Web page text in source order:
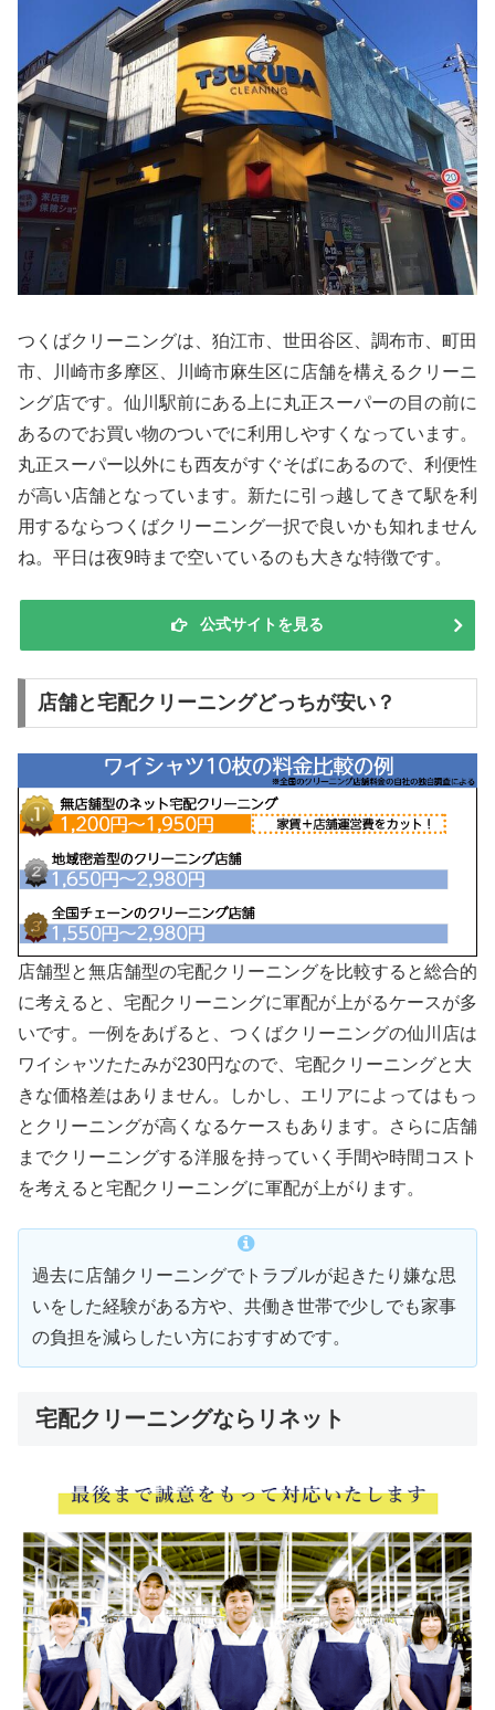
つくばクリーニングは、狛江市、世田谷区、調布市、町田
市、川崎市多摩区、川崎市麻生区に店舗を構えるクリーニ
ング店です。仙川駅前にある上に丸正スーパーの目の前に
あるのでお買い物のついでに利用しやすくなっています。
丸正スーパー以外にも西友がすぐそばにあるので、利便性
が高い店舗となっています。新たに引っ越してきて駅を利
用するならつくばクリーニング一択で良いかも知れません
ね。平日は夜9時まで空いているのも大きな特徴です。
公式サイトを見る
店舗と宅配クリーニングどっちが安い？
店舗型と無店舗型の宅配クリーニングを比較すると総合的
に考えると、宅配クリーニングに軍配が上がるケースが多
いです。一例をあげると、つくばクリーニングの仙川店は
ワイシャツたたみが230円なので、宅配クリーニングと大
きな価格差はありません。しかし、エリアによってはもっ
とクリーニングが高くなるケースもあります。さらに店舗
までクリーニングする洋服を持っていく手間や時間コスト
を考えると宅配クリーニングに軍配が上がります。
過去に店舗クリーニングでトラブルが起きたり嫌な思
いをした経験がある方や、共働き世帯で少しでも家事
の負担を減らしたい方におすすめです。
宅配クリーニングならリネット